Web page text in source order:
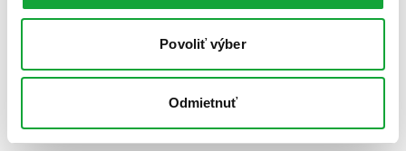
Povoliť výber
Odmietnuť